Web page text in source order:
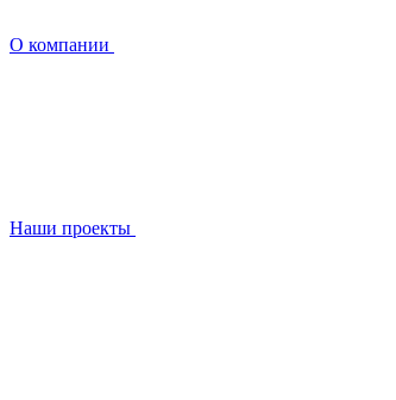
О компании
Наши проекты